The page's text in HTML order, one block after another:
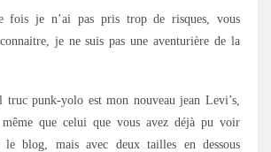
fois je n’ai pas pris trop de risques, vous
je ne suis pas une aventurière de la
truc punk-yolo est mon nouveau jean Levi’s,
que celui que vous avez déjà pu voir
blog, mais avec deux tailles en dessous